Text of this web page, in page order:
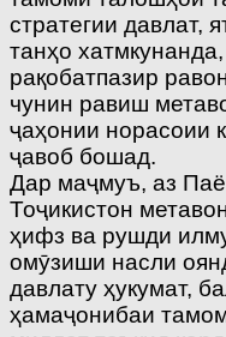
стратегии давлат,
танҳо
рақобатпазир
чунин равиш
ҷаҳонии норасоии
ҷавоб бошад.
Дар маҷмуъ, аз
Тоҷикистон
ҳифз ва рушди
омӯзиши насли
давлату ҳукумат,
ҳамаҷонибаи